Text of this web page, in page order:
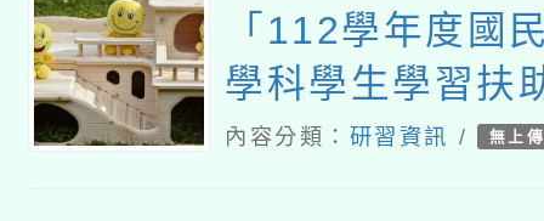
「112學年度國
學科學生學習扶
計畫」之國民小
內容分類： 研習資訊 / 無上